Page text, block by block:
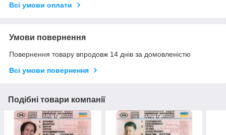
Всі умови оплати
Умови повернення
Повернення товару впродовж 14 днів за домовленістю
Всі умови повернення
Подібні товари компанії